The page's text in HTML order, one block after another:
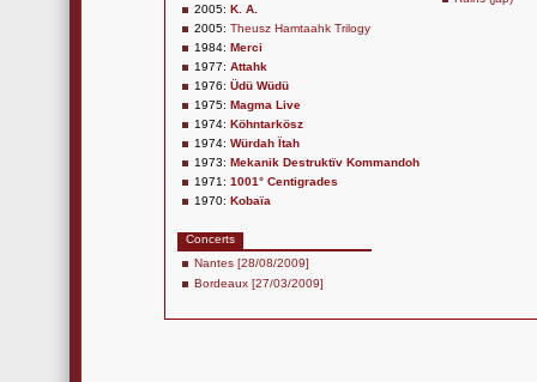
2005: K. A.
2005: Theusz Hamtaahk Trilogy
1984: Merci
1977: Attahk
1976: Üdü Wüdü
1975: Magma Live
1974: Köhntarkösz
1974: Würdah Ïtah
1973: Mekanik Destruktïv Kommandoh
1971: 1001° Centigrades
1970: Kobaïa
Concerts
Nantes [28/08/2009]
Bordeaux [27/03/2009]